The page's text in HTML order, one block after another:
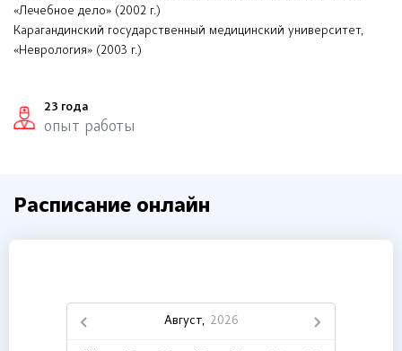
«Лечебное дело» (2002 г.)
Карагандинский государственный медицинский университет,
«Неврология» (2003 г.)
23 года
опыт работы
Расписание онлайн
Август, 2026